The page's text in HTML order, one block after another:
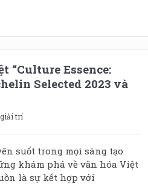
“Culture Essence:
Selected 2023 và
trí
suốt trong mọi sáng tạo
khám phá về văn hóa Việt
là sự kết hợp với